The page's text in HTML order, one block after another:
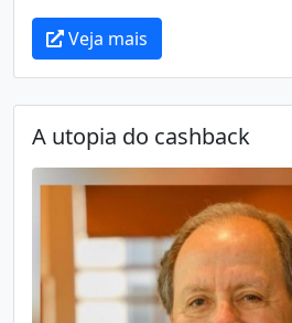
Veja mais
A utopia do cashback